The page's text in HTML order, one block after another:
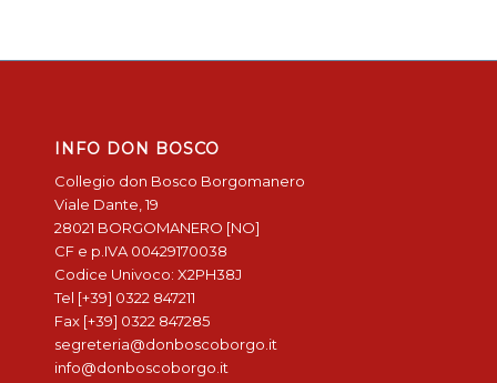
INFO DON BOSCO
Collegio don Bosco Borgomanero
Viale Dante, 19
28021 BORGOMANERO [NO]
CF e p.IVA 00429170038
Codice Univoco: X2PH38J
Tel [+39] 0322 847211
Fax [+39] 0322 847285
segreteria@donboscoborgo.it
info@donboscoborgo.it